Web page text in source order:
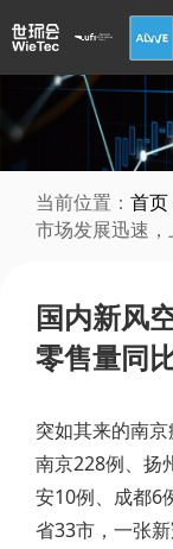
当前位置： 首页
市场发展迅速
国内新风
零售量同
突如其来的南京
南京228例、扬
安10例、成都6
省33市，一张